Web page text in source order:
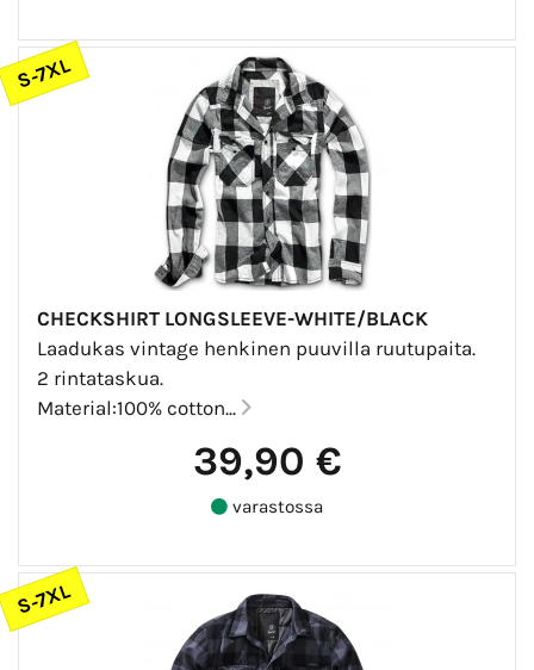
S-7XL
CHECKSHIRT LONGSLEEVE-WHITE/BLACK
Laadukas vintage henkinen puuvilla ruutupaita.
2 rintataskua.
Material:100% cotton...
39,90 €
varastossa
S-7XL